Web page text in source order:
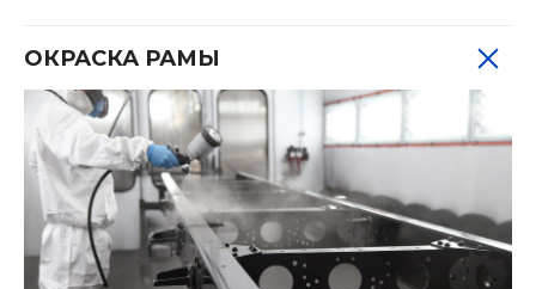
ОКРАСКА РАМЫ